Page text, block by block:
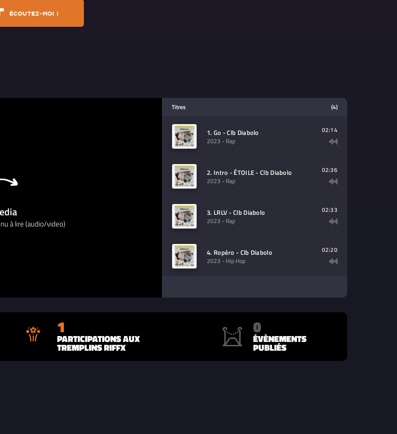
ÉCOUTEZ-MOI !
à lire (audio/video)
Titres (4)
1. Go - Clb Diabolo
2023 - Rap
02:14
2. Intro - ÉTOILE - Clb Diabolo
2023 - Rap
02:36
3. LRLV - Clb Diabolo
2023 - Rap
02:33
4. Ropéro - Clb Diabolo
2023 - Hip Hop
02:20
1
PARTICIPATIONS AUX
TREMPLINS RIFFX
0
ÉVÈNEMENTS
PUBLIÉS